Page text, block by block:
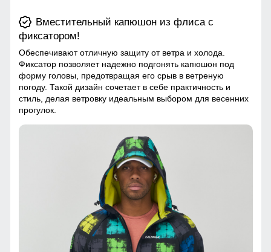
Вместительный капюшон из флиса с
фиксатором!
Обеспечивают отличную защиту от ветра и холода.
Фиксатор позволяет надежно подгонять капюшон под
форму головы, предотвращая его срыв в ветреную
погоду. Такой дизайн сочетает в себе практичность и
стиль, делая ветровку идеальным выбором для весенних
прогулок.